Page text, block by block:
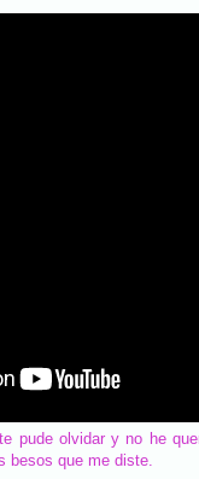
pude olvidar y no he
besos que me diste.